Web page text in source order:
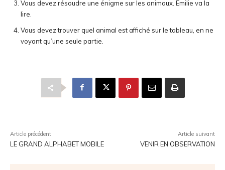
Vous devez résoudre une énigme sur les animaux. Émilie va la
lire.
Vous devez trouver quel animal est affiché sur le tableau, en ne
voyant qu’une seule partie.
Article précédent
LE GRAND ALPHABET MOBILE
Article suivant
VENIR EN OBSERVATION